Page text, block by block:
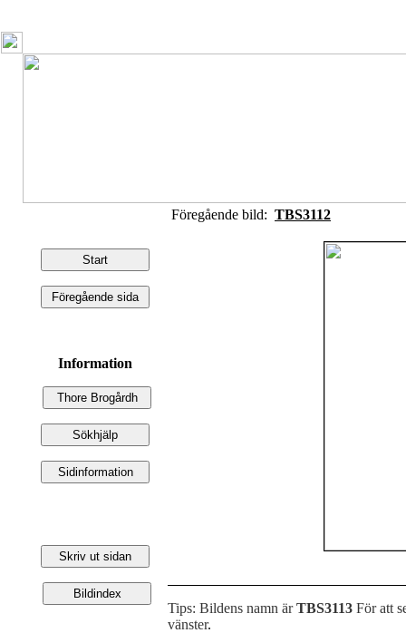
Information
Föregående bild: TBS3112
Tips: Bildens namn ärTBS3113 För att
vänster.